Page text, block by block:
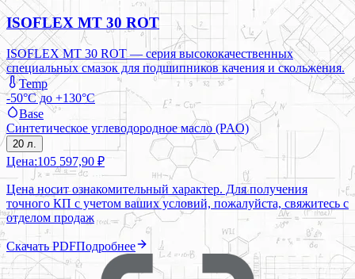
ISOFLEX MT 30 ROT
ISOFLEX MT 30 ROT — серия высококачественных
специальных смазок для подшипников качения и скольжения.
Temp
-50°C до +130°C
Base
Синтетическое углеводородное масло (PAO)
20 л.
Цена:105 597,90 ₽
Цена носит ознакомительный характер. Для получения
точного КП с учетом ваших условий, пожалуйста, свяжитесь с
отделом продаж
Скачать PDFПодробнее